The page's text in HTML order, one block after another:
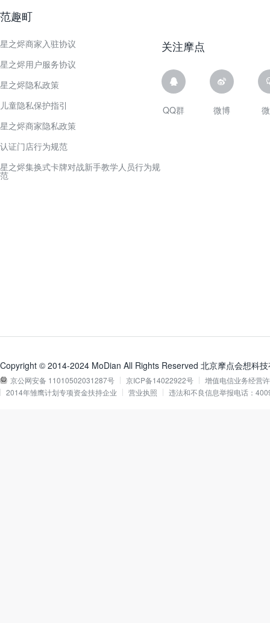
范趣町
星之烬商家入驻协议
星之烬用户服务协议
星之烬隐私政策
儿童隐私保护指引
星之烬商家隐私政策
认证门店行为规范
星之烬集换式卡牌对战新手教学人员行为规
范
关注摩点
QQ群 微博
Copyright © 2014-2024 MoDian All Rights Reserved 北京摩点会想科
京公网安备 11010502031287号 京ICP备14022922号
增值电信业务经营
2014年雏鹰计划专项资金扶持企业
营业执照 违法和不良信息举报电话：